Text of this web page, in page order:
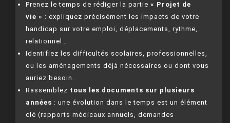
Prenez le temps de rédiger la partie « Projet de
vie » : expliquez précisément les impacts de votre
handicap sur votre emploi, déplacements, rythme,
relationnel…
Identifiez les difficultés scolaires, professionnelles,
ou les aménagements déjà nécessaires ou dont vous
auriez besoin.
Rassemblez tous les documents sur plusieurs
années : une évolution dans le temps est un élément
clé (rapports médicaux annuels, demandes